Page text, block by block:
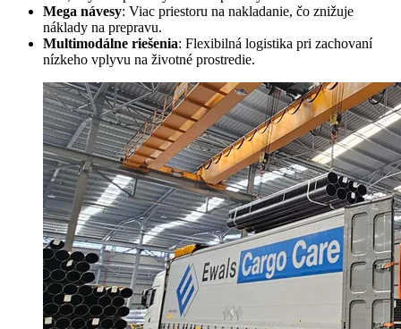
Mega návesy: Viac priestoru na nakladanie, čo znižuje
náklady na prepravu.
Multimodálne riešenia: Flexibilná logistika pri zachovaní
nízkeho vplyvu na životné prostredie.